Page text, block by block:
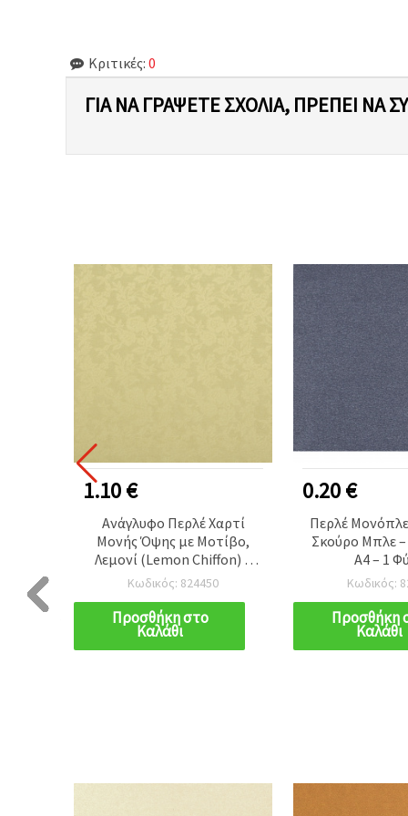
Κριτικές: 0
ΓΙΑ ΝΑ ΓΡΆΨΕΤΕ ΣΧΌΛΙΑ, ΠΡΈΠΕΙ ΝΑ
1.10 €
Ανάγλυφο Περλέ Χαρτί
Μονής Όψης με Μοτίβο,
Λεμονί (Lemon Chiffon) –
120 γρ./μ², 50x78 εκ. – 1
φύλλο
Κωδικός: 824450
Προσθήκη στο
Καλάθι
0.20 €
Περλέ
Σκούρο Μπλε –
A4 – 1
Κωδικός:
Προσθήκη
Καλάθι